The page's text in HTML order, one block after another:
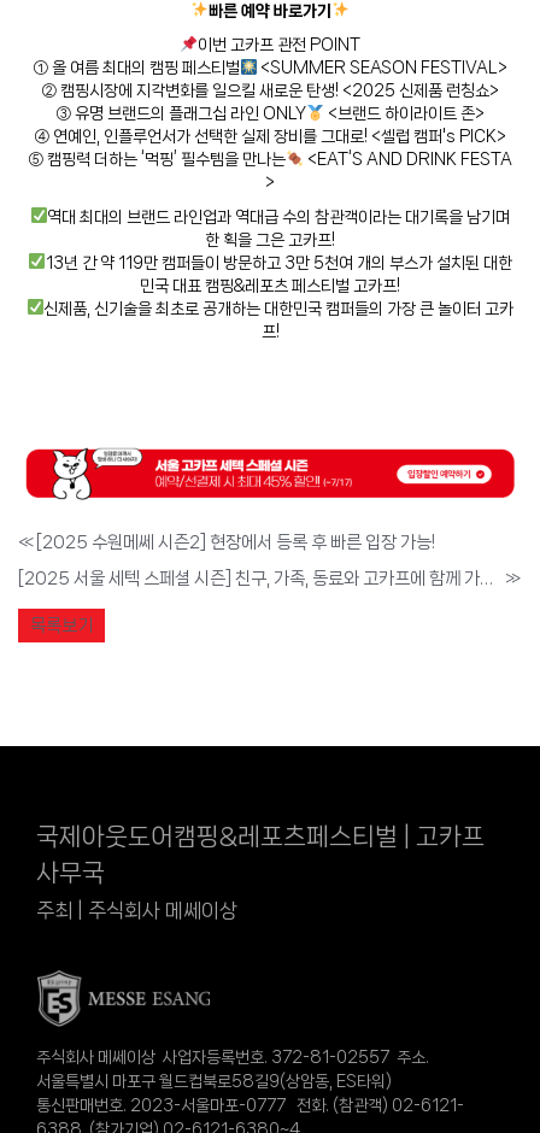
빠른 예약 바로가기
이번 고카프 관전 POINT
① 올 여름 최대의 캠핑 페스티벌
<SUMMER SEASON FESTIVAL>
② 캠핑시장에 지각변화를 일으킬 새로운 탄생! <2025 신제품 런칭쇼>
③ 유명 브랜드의 플래그십 라인 ONLY
<브랜드 하이라이트 존>
④ 연예인, 인플루언서가 선택한 실제 장비를 그대로! <셀럽 캠퍼's PICK>
⑤ 캠핑력 더하는 ‘먹핑’ 필수템을 만나는
<EAT‘S AND DRINK FESTA
>
역대 최대의 브랜드 라인업과 역대급 수의 참관객이라는 대기록을 남기며
한 획을 그은 고카프!
13년 간 약 119만 캠퍼들이 방문하고 3만 5천여 개의 부스가 설치된 대한
민국 대표 캠핑&레포츠 페스티벌 고카프!
신제품, 신기술을 최초로 공개하는 대한민국 캠퍼들의 가장 큰 놀이터 고카
프!
« [2025 수원메쎄 시즌2] 현장에서 등록 후 빠른 입장 가능!
[2025 서울 세텍 스페셜 시즌] 친구, 가족, 동료와 고카프에 함께 가면 좋은 점!
»
목록보기
국제아웃도어캠핑&레포츠페스티벌 | 고카프
사무국
주최 | 주식회사 메쎄이상
주식회사 메쎄이상 사업자등록번호. 372-81-02557 주소.
서울특별시 마포구 월드컵북로58길9(상암동, ES타워)
통신판매번호. 2023-서울마포-0777 전화. (참관객) 02-6121-
6388 (참가기업) 02-6121-6380~4